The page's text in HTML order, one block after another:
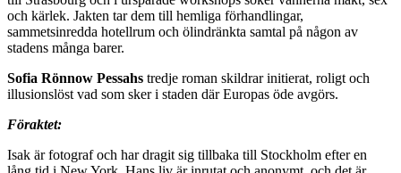
och kärlek. Jakten tar dem till hemliga förhandlingar,
sammetsinredda hotellrum och ölindränkta samtal på någon av
stadens många barer.
Sofia Rönnow Pessahs tredje roman skildrar initierat, roligt och
illusionslöst vad som sker i staden där Europas öde avgörs.
Föraktet:
Isak är fotograf och har dragit sig tillbaka till Stockholm efter en